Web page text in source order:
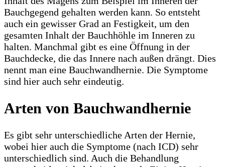
Bauchgegend gehalten werden kann. So entsteht
auch ein gewisser Grad an Festigkeit, um den
gesamten Inhalt der Bauchhöhle im Inneren zu
halten. Manchmal gibt es eine Öffnung in der
Bauchdecke, die das Innere nach außen drängt. Dies
nennt man eine Bauchwandhernie. Die Symptome
sind hier auch sehr eindeutig.
Arten von Bauchwandhernie
Es gibt sehr unterschiedliche Arten der Hernie,
wobei hier auch die Symptome (nach ICD) sehr
unterschiedlich sind. Auch die Behandlung